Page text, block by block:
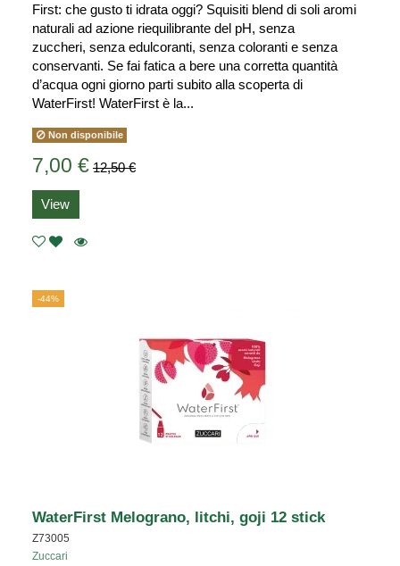
First: che gusto ti idrata oggi? Squisiti blend di soli aromi
naturali ad azione riequilibrante del pH, senza
zuccheri, senza edulcoranti, senza coloranti e senza
conservanti. Se fai fatica a bere una corretta quantità
d’acqua ogni giorno parti subito alla scoperta di
WaterFirst! WaterFirst è la...
Non disponibile
7,00 € 12,50 €
View
-44%
WaterFirst Melograno, litchi, goji 12 stick
Z73005
Zuccari